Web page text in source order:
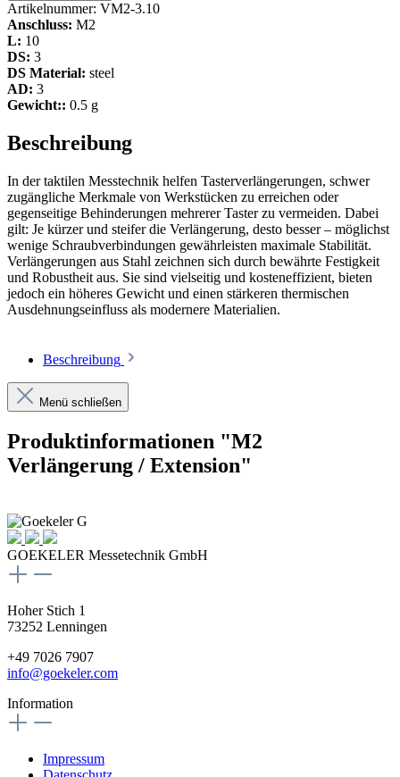
Artikelnummer: VM2-3.10
Anschluss: M2
L: 10
DS: 3
DS Material: steel
AD: 3
Gewicht:: 0.5 g
Beschreibung
In der taktilen Messtechnik helfen Tasterverlängerungen, schwer
zugängliche Merkmale von Werkstücken zu erreichen oder
gegenseitige Behinderungen mehrerer Taster zu vermeiden. Dabei
gilt: Je kürzer und steifer die Verlängerung, desto besser – möglichst
wenige Schraubverbindungen gewährleisten maximale Stabilität.
Verlängerungen aus Stahl zeichnen sich durch bewährte Festigkeit
und Robustheit aus. Sie sind vielseitig und kosteneffizient, bieten
jedoch ein höheres Gewicht und einen stärkeren thermischen
Ausdehnungseinfluss als modernere Materialien.
Beschreibung
Menü schließen
Produktinformationen "M2
Verlängerung / Extension"
GOEKELER Messetechnik GmbH
Hoher Stich 1
73252 Lenningen
+49 7026 7907
info@goekeler.com
Information
Impressum